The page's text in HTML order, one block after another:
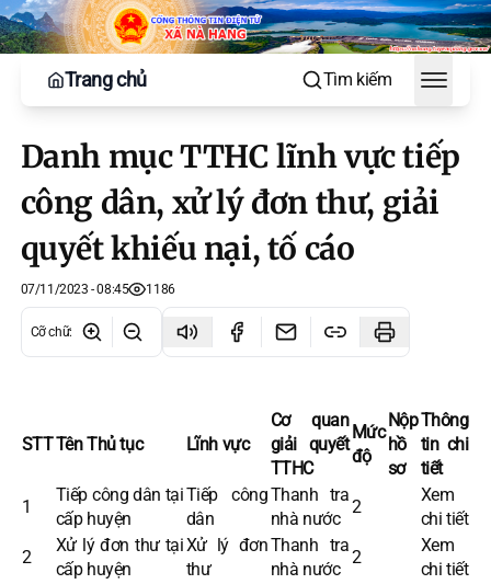
Trang chủ Tìm kiếm
Toggle
Danh mục TTHC lĩnh vực tiếp
công dân, xử lý đơn thư, giải
quyết khiếu nại, tố cáo
07/11/2023 - 08:45 1186
Cỡ chữ:
STTTên Thủ tục Lĩnh vực
Cơ quan
giải quyết
TTHC
Mức
độ
Nộp
hồ
sơ
Thông
tin chi
tiết
1
Tiếp công dân tại
cấp huyện
Tiếp công
dân
Thanh tra
nhà nước
2
Xem
chi tiết
2
Xử lý đơn thư tại
cấp huyện
Xử lý đơn
thư
Thanh tra
nhà nước
2
Xem
chi tiết